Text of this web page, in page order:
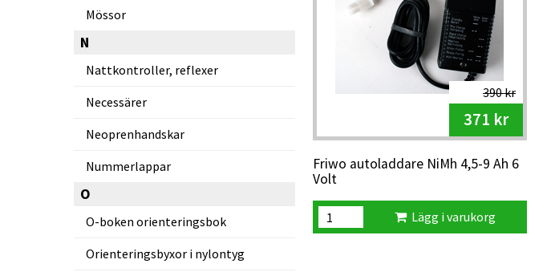
Mössor
N
Nattkontroller, reflexer
Necessärer
Neoprenhandskar
Nummerlappar
O
O-boken orienteringsbok
Orienteringsbyxor i nylontyg
390 kr
371 kr
Friwo autoladdare NiMh 4,5-9 Ah 6
Volt
Lägg i varukorg